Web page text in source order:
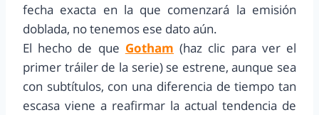
fecha exacta en la que comenzará la emisión
doblada, no tenemos ese dato aún.
El hecho de que Gotham (haz clic para ver el
primer tráiler de la serie) se estrene, aunque sea
con subtítulos, con una diferencia de tiempo tan
escasa viene a reafirmar la actual tendencia de